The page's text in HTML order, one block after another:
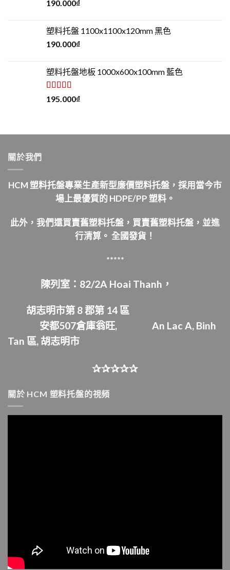
190.000₫
塑料托盤 1100x1100x120mm 黑色
190.000₫
塑料托盤地板 1000x600x100mm 藍色
評分5.00
195.000₫
關於我們
HCM 塑料托盤專業生產新型廉價塑料托盤，採用當今市
場上最優質的 HDPE/PP 塑料。
此外，我們還買賣舊塑料托盤，買賣舊塑料托盤，並進
行清算。 全國發貨！
*****
陳列室：82/2A Hoai Thanh，
胡志明市第 8 郡第 14 區
安都507倉庫翁旺, An Lac A, Binh
Tan 區, 胡志明市
✰✰✰✰✰
關於 HCM 塑料托盤的視頻